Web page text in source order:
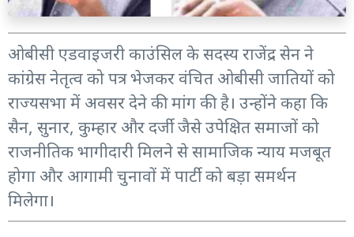
ओबीसी एडवाइजरी काउंसिल के सदस्य राजेंद्र सेन ने
कांग्रेस नेतृत्व को पत्र भेजकर वंचित ओबीसी जातियों को
राज्यसभा में अवसर देने की मांग की है। उन्होंने कहा कि
सैन, सुनार, कुम्हार और दर्जी जैसे उपेक्षित समाजों को
राजनीतिक भागीदारी मिलने से सामाजिक न्याय मजबूत
होगा और आगामी चुनावों में पार्टी को बड़ा समर्थन
मिलेगा।